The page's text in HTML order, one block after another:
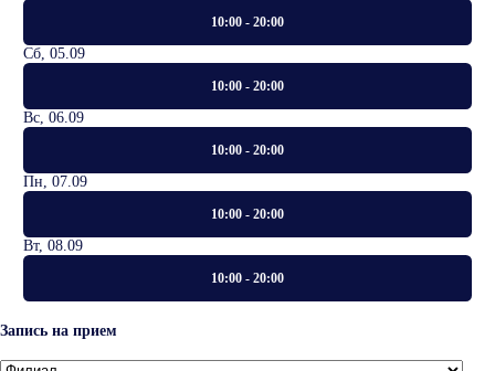
10:00 - 20:00
Сб, 05.09
10:00 - 20:00
Вс, 06.09
10:00 - 20:00
Пн, 07.09
10:00 - 20:00
Вт, 08.09
10:00 - 20:00
Запись на прием